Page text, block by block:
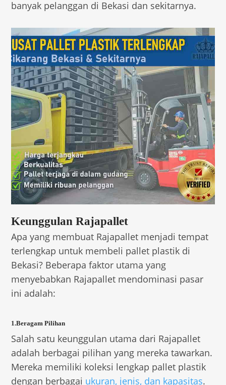
banyak pelanggan di Bekasi dan sekitarnya.
Keunggulan Rajapallet
Apa yang membuat Rajapallet menjadi tempat
terlengkap untuk membeli pallet plastik di
Bekasi? Beberapa faktor utama yang
menyebabkan Rajapallet mendominasi pasar
ini adalah:
1.Beragam Pilihan
Salah satu keunggulan utama dari Rajapallet
adalah berbagai pilihan yang mereka tawarkan.
Mereka memiliki koleksi lengkap pallet plastik
dengan berbagai ukuran, jenis, dan kapasitas.